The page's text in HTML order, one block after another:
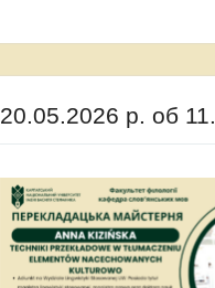
20.05.2026 р. об